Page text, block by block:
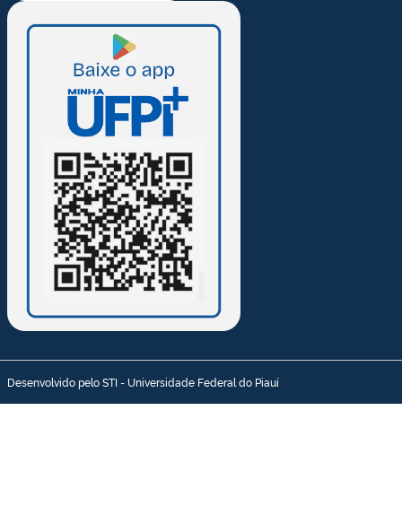
Desenvolvido pelo STI - Universidade Federal do Piauí